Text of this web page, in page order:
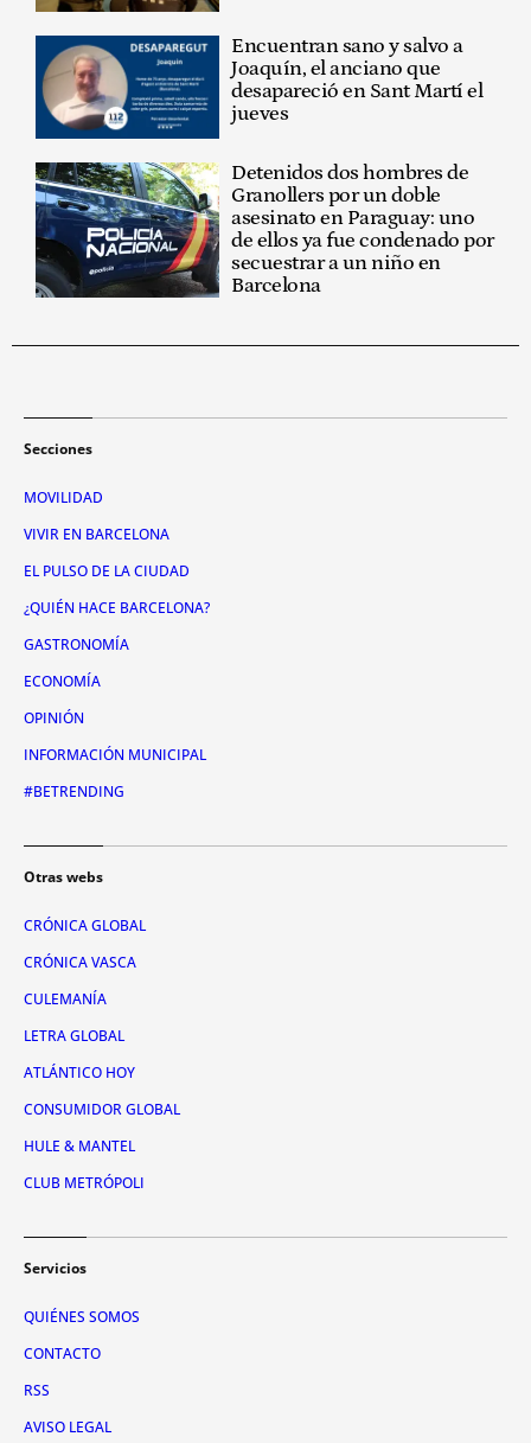
Encuentran sano y salvo a
Joaquín, el anciano que
desapareció en Sant Martí el
jueves
Detenidos dos hombres de
Granollers por un doble
asesinato en Paraguay: uno
de ellos ya fue condenado por
secuestrar a un niño en
Barcelona
Secciones
MOVILIDAD
VIVIR EN BARCELONA
EL PULSO DE LA CIUDAD
¿QUIÉN HACE BARCELONA?
GASTRONOMÍA
ECONOMÍA
OPINIÓN
INFORMACIÓN MUNICIPAL
#BETRENDING
Otras webs
CRÓNICA GLOBAL
CRÓNICA VASCA
CULEMANÍA
LETRA GLOBAL
ATLÁNTICO HOY
CONSUMIDOR GLOBAL
HULE & MANTEL
CLUB METRÓPOLI
Servicios
QUIÉNES SOMOS
CONTACTO
RSS
AVISO LEGAL